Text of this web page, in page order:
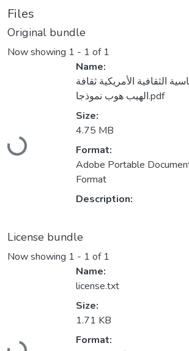
Files
Original bundle
Now showing 1 - 1 of 1
Loading...
Name:
الثقافية الأمريكية ثقافة
الهيب هوب نموذجا.pdf
Size:
4.75 MB
Format:
Adobe Portable
Format
Description:
License bundle
Now showing 1 - 1 of 1
Loading...
Name:
license.txt
Size:
1.71 KB
Format: